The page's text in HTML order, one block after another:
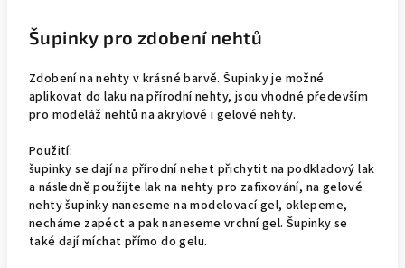
Šupinky pro zdobení nehtů
Zdobení na nehty v krásné barvě. Šupinky je možné
aplikovat do laku na přírodní nehty, jsou vhodné především
pro modeláž nehtů na akrylové i gelové nehty.
Použití:
šupinky se dají na přírodní nehet přichytit na podkladový lak
a následně použijte lak na nehty pro zafixování, na gelové
nehty šupinky naneseme na modelovací gel, oklepeme,
necháme zapéct a pak naneseme vrchní gel. Šupinky se
také dají míchat přímo do gelu.